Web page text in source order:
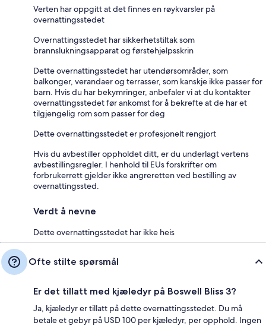
Verten har oppgitt at det finnes en røykvarsler på
overnattingsstedet
Overnattingsstedet har sikkerhetstiltak som
brannslukningsapparat og førstehjelpsskrin
Dette overnattingsstedet har utendørsområder, som
balkonger, verandaer og terrasser, som kanskje ikke passer for
barn. Hvis du har bekymringer, anbefaler vi at du kontakter
overnattingsstedet før ankomst for å bekrefte at de har et
tilgjengelig rom som passer for deg
Dette overnattingsstedet er profesjonelt rengjort
Hvis du avbestiller oppholdet ditt, er du underlagt vertens
avbestillingsregler. I henhold til EUs forskrifter om
forbrukerrett gjelder ikke angreretten ved bestilling av
overnattingssted.
Verdt å nevne
Dette overnattingsstedet har ikke heis
Ofte stilte spørsmål
Er det tillatt med kjæledyr på Boswell Bliss 3?
Ja, kjæledyr er tillatt på dette overnattingsstedet. Du må
betale et gebyr på USD 100 per kjæledyr, per opphold. Ingen